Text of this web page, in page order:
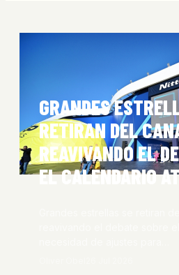
GRANDES
RETIRAN DEL
REAVIVANDO EL
EL CALENDARIO